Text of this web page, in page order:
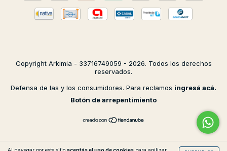
Al navegar por este sitio aceptás el uso de cookies para agilizar
Copyright Arkimia - 33716749059 - 2026. Todos los derechos
reservados.
Defensa de las y los consumidores. Para reclamos ingresá acá.
Botón de arrepentimiento